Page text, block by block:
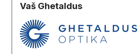
Vaš Ghetaldus